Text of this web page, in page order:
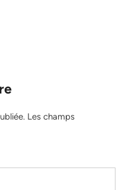
Les champs